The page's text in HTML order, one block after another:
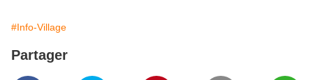
#Info-Village
Partager